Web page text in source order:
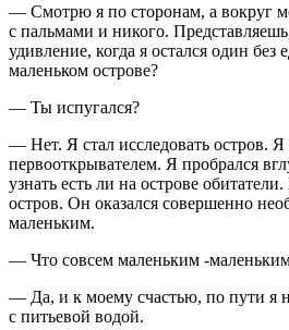
— Смотрю я по сторонам, а вокруг
с пальмами и никого.
удивление, когда я остался один без
маленьком острове?
— Ты испугался?
— Нет. Я стал исследовать остров. Я
первооткрывателем. Я пробрался
узнать есть ли на острове
остров. Он оказался совершенно
маленьким.
— Что совсем маленьким -
— Да, и к моему счастью, по пути я
с питьевой водой.